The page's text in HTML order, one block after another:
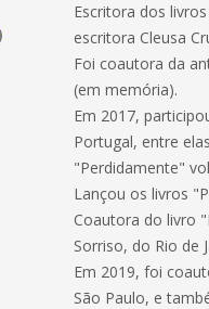
Escritora dos
escritora Cleusa
Foi coautora da
(em memória).
Em 2017,
Portugal, entre
"Perdidamente"
Lançou os livros
Coautora do livro
Sorriso, do Rio de
Em 2019, foi
São Paulo, e